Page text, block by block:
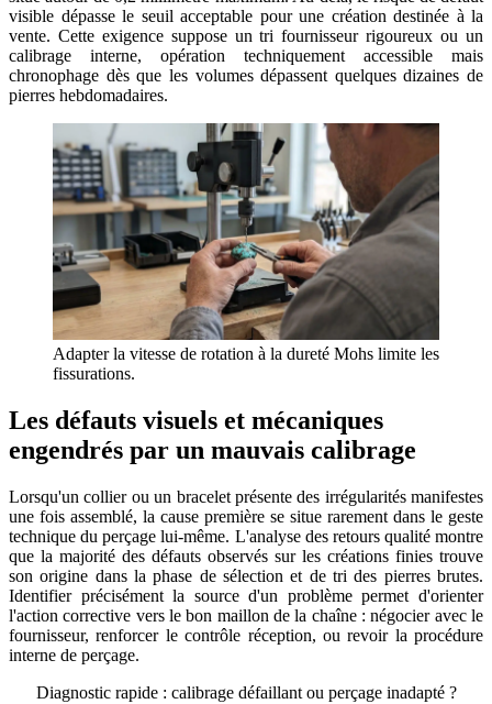
visible dépasse le seuil acceptable pour une création destinée à la
vente. Cette exigence suppose un tri fournisseur rigoureux ou un
calibrage interne, opération techniquement accessible mais
chronophage dès que les volumes dépassent quelques dizaines de
pierres hebdomadaires.
Adapter la vitesse de rotation à la dureté Mohs limite les
fissurations.
Les défauts visuels et mécaniques
engendrés par un mauvais calibrage
Lorsqu'un collier ou un bracelet présente des irrégularités manifestes
une fois assemblé, la cause première se situe rarement dans le geste
technique du perçage lui-même. L'analyse des retours qualité montre
que la majorité des défauts observés sur les créations finies trouve
son origine dans la phase de sélection et de tri des pierres brutes.
Identifier précisément la source d'un problème permet d'orienter
l'action corrective vers le bon maillon de la chaîne : négocier avec le
fournisseur, renforcer le contrôle réception, ou revoir la procédure
interne de perçage.
Diagnostic rapide : calibrage défaillant ou perçage inadapté ?